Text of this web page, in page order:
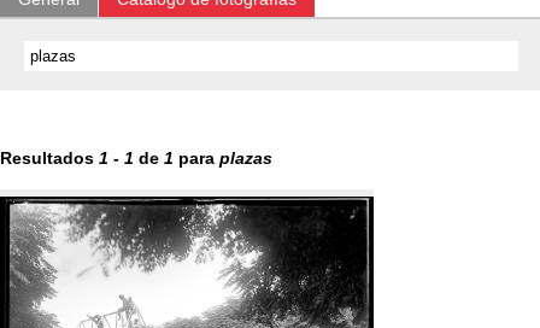
Resultados 1 - 1 de 1 para plazas